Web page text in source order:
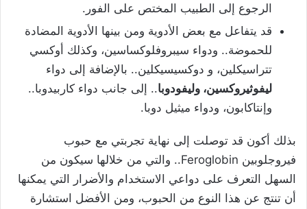
الرجوع إلى الطبيب المختص على الفور.
قد يتفاعل مع بعض الأدوية ومن بينها الأدوية المضادة
للحموضة.. ودواء سيبروفلوكساسين، وكذلك أوكسي
تتراسيكلين، و دوكسيسيكلين.. بالإضافة إلى دواء
ليفوثيروكسين، وليفودوبا.. إلى جانب دواء كاربيدوبا..
وإنتاكابون، ودواء ميثيل دوبا.
بذلك أكون قد توصلت إلى نهاية تجربتي مع حبوب
فيروجلوبين Feroglobin.. والتي من خلالها سيكون من
السهل التعرف على دواعي الاستخدام والأضرار التي يمكنها
أن تنتج عن هذا النوع من الحبوب، ومن الأفضل استشارة